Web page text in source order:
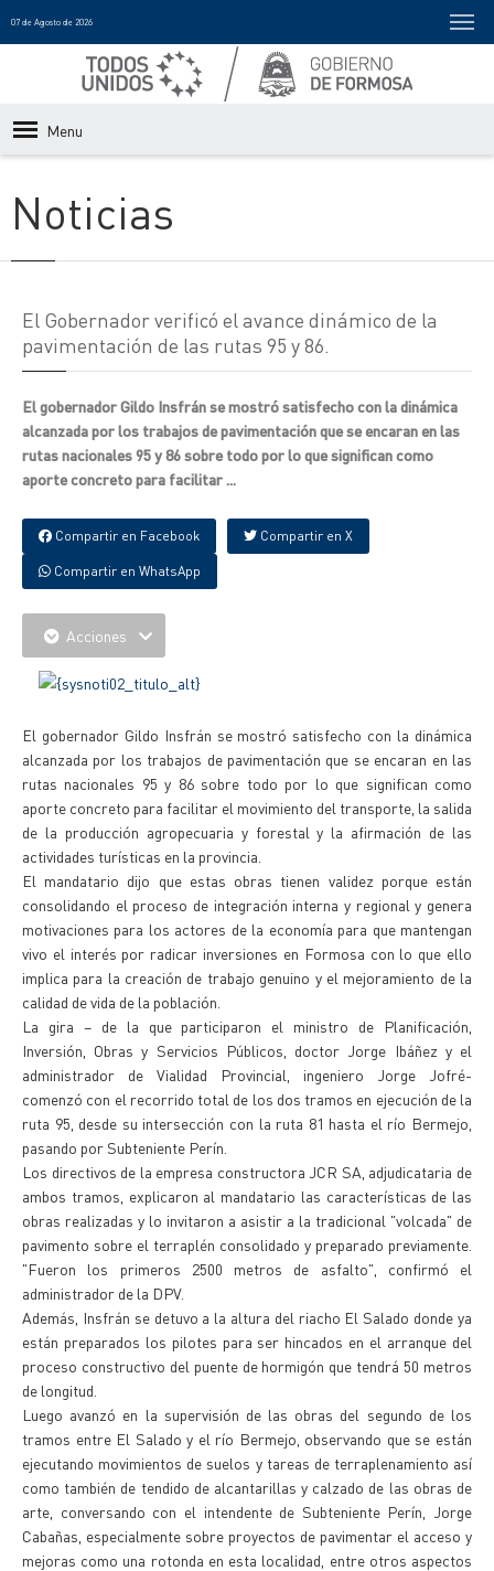
07 de Agosto de 2026
Menu
Noticias
El Gobernador verificó el avance dinámico de la
pavimentación de las rutas 95 y 86.
El gobernador Gildo Insfrán se mostró satisfecho con la dinámica
alcanzada por los trabajos de pavimentación que se encaran en las
rutas nacionales 95 y 86 sobre todo por lo que significan como
aporte concreto para facilitar ...
Compartir en Facebook Compartir en X
Compartir en WhatsApp
Acciones
El gobernador Gildo Insfrán se mostró satisfecho con la dinámica
alcanzada por los trabajos de pavimentación que se encaran en las
rutas nacionales 95 y 86 sobre todo por lo que significan como
aporte concreto para facilitar el movimiento del transporte, la salida
de la producción agropecuaria y forestal y la afirmación de las
actividades turísticas en la provincia.
El mandatario dijo que estas obras tienen validez porque están
consolidando el proceso de integración interna y regional y genera
motivaciones para los actores de la economía para que mantengan
vivo el interés por radicar inversiones en Formosa con lo que ello
implica para la creación de trabajo genuino y el mejoramiento de la
calidad de vida de la población.
La gira – de la que participaron el ministro de Planificación,
Inversión, Obras y Servicios Públicos, doctor Jorge Ibáñez y el
administrador de Vialidad Provincial, ingeniero Jorge Jofré-
comenzó con el recorrido total de los dos tramos en ejecución de la
ruta 95, desde su intersección con la ruta 81 hasta el río Bermejo,
pasando por Subteniente Perín.
Los directivos de la empresa constructora JCR SA, adjudicataria de
ambos tramos, explicaron al mandatario las características de las
obras realizadas y lo invitaron a asistir a la tradicional "volcada" de
pavimento sobre el terraplén consolidado y preparado previamente.
"Fueron los primeros 2500 metros de asfalto", confirmó el
administrador de la DPV.
Además, Insfrán se detuvo a la altura del riacho El Salado donde ya
están preparados los pilotes para ser hincados en el arranque del
proceso constructivo del puente de hormigón que tendrá 50 metros
de longitud.
Luego avanzó en la supervisión de las obras del segundo de los
tramos entre El Salado y el río Bermejo, observando que se están
ejecutando movimientos de suelos y tareas de terraplenamiento así
como también de tendido de alcantarillas y calzado de las obras de
arte, conversando con el intendente de Subteniente Perín, Jorge
Cabañas, especialmente sobre proyectos de pavimentar el acceso y
mejoras como una rotonda en esta localidad, entre otros aspectos